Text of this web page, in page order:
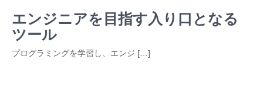
エンジニアを目指す入り口となる
ツール
プログラミングを学習し、エンジ […]